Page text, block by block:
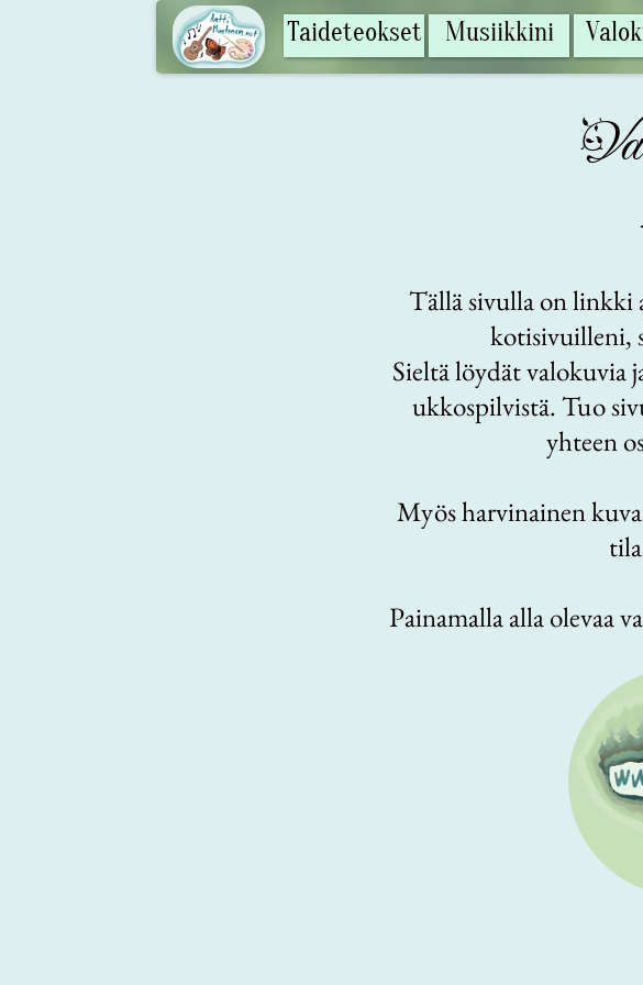
Taideteokset Musiikkini
Tällä sivulla on linkki
kotisivuilleni,
Sieltä löydät valokuvia
ukkospilvistä. Tuo
yhteen
Myös harvinainen
Painamalla alla olevaa